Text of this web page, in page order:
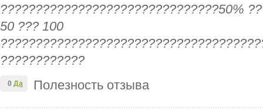
???????????????????????????????50%
50 ??? 100
????????????
Полезность отзыва
0 Да